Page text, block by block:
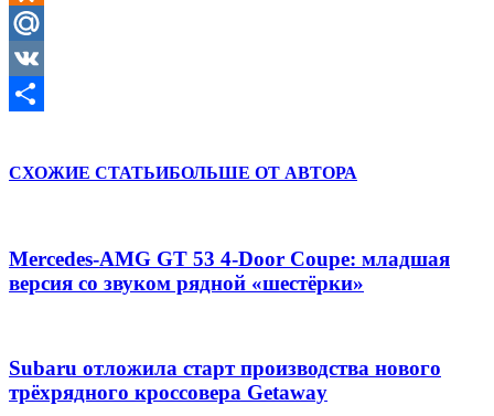
Odnoklassniki
Mail.Ru
VK
СХОЖИЕ СТАТЬИБОЛЬШЕ ОТ АВТОРА
Mercedes-AMG GT 53 4-Door Coupe: младшая
версия со звуком рядной «шестёрки»
Subaru отложила старт производства нового
трёхрядного кроссовера Getaway